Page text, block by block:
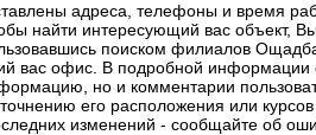
адреса, телефоны и время
найти интересующий вас объект,
поиском филиалов
вас офис. В подробной информации
но и комментарии
его расположения или
изменений - сообщайте об